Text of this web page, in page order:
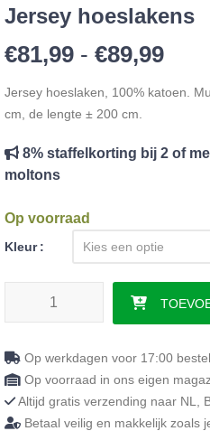
Jersey hoeslakens
€81,99 - €89,99
Jersey hoeslaken, 100% katoen.
cm, de lengte ± 200 cm.
8% staffelkorting bij 2 of
moltons
Op voorraad
Kleur
Op werkdagen voor 17:00
Op voorraad in ons eigen
Altijd gratis verzending naar NL,
Betaal veilig en makkelijk zoals